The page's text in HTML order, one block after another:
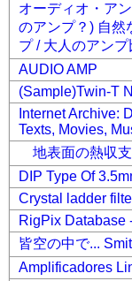
オーディオ・ア
のアンプ？) 自然
プ / 大人のアン
AUDIO AMP
(Sample)Twin-T
Internet Archive:
Texts, Movies,
地表面の熱収支
DIP Type Of
Crystal ladder
RigPix Database
皆空の中で...
Amplificadores